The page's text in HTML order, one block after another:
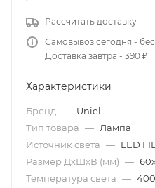
Рассчитать доставку
Самовывоз сегодня -
Доставка завтра - 390 ₽
Характеристики
Бренд — Uniel
Тип товара — Лампа
Источник света — LED
Размер ДхШхВ (мм) —
Температура света —